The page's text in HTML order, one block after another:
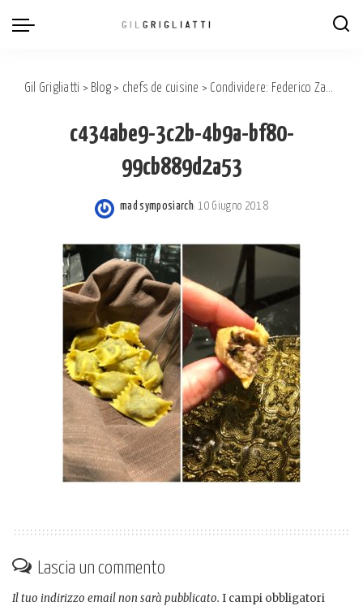
Gil Grigliatti > Blog > chefs de cuisine > Condividere: Federico Zanasi si presenta con una delle cucine più interessanti d’Italia
c434abe9-3c2b-4b9a-bf80-
99cb889d2a53
Posted
mad symposiarch 10 Giugno 2018
Lascia un commento
Il tuo indirizzo email non sarà pubblicato. I campi obbligatori